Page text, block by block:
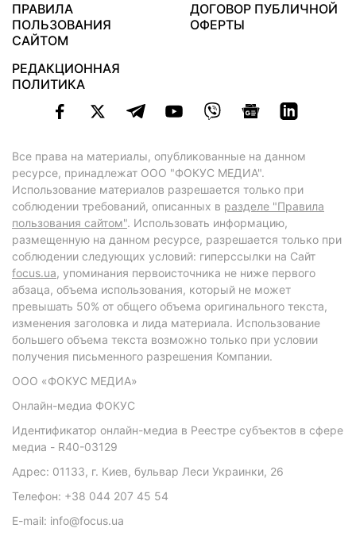
ПРАВИЛА
ПОЛЬЗОВАНИЯ
САЙТОМ
ДОГОВОР ПУБЛИЧНОЙ
ОФЕРТЫ
РЕДАКЦИОННАЯ
ПОЛИТИКА
Все права на материалы, опубликованные на данном
ресурсе, принадлежат ООО "ФОКУС МЕДИА".
Использование материалов разрешается только при
соблюдении требований, описанных в разделе "Правила
пользования сайтом". Использовать информацию,
размещенную на данном ресурсе, разрешается только при
соблюдении следующих условий: гиперссылки на Сайт
focus.ua, упоминания первоисточника не ниже первого
абзаца, объема использования, который не может
превышать 50% от общего объема оригинального текста,
изменения заголовка и лида материала. Использование
большего объема текста возможно только при условии
получения письменного разрешения Компании.
ООО «ФОКУС МЕДИА»
Онлайн-медиа ФОКУС
Идентификатор онлайн-медиа в Реестре субъектов в сфере
медиа - R40-03129
Адрес: 01133, г. Киев, бульвар Леси Украинки, 26
Телефон: +38 044 207 45 54
E-mail: info@focus.ua